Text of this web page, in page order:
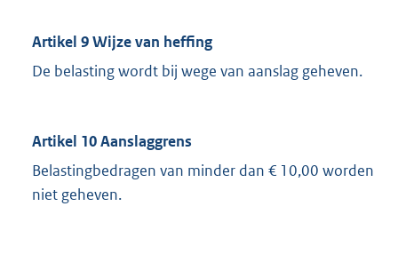
Artikel 9 Wijze van heffing
De belasting wordt bij wege van aanslag geheven.
Artikel 10 Aanslaggrens
Belastingbedragen van minder dan € 10,00 worden
niet geheven.